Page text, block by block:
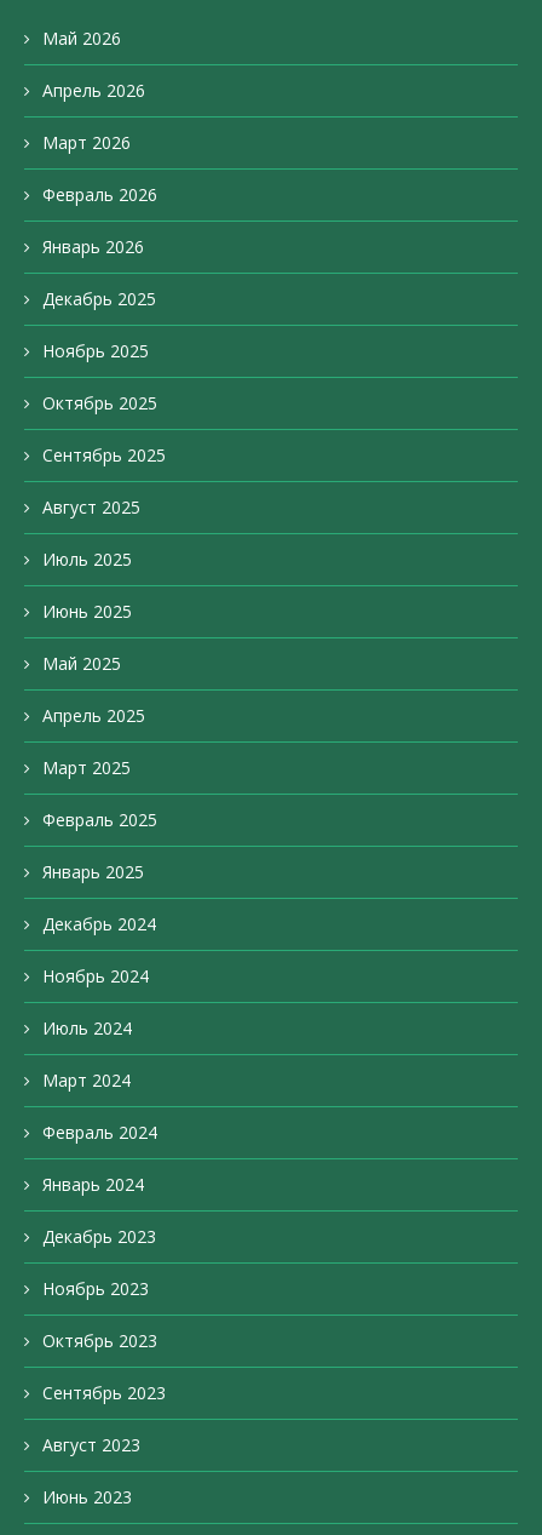
Май 2026
Апрель 2026
Март 2026
Февраль 2026
Январь 2026
Декабрь 2025
Ноябрь 2025
Октябрь 2025
Сентябрь 2025
Август 2025
Июль 2025
Июнь 2025
Май 2025
Апрель 2025
Март 2025
Февраль 2025
Январь 2025
Декабрь 2024
Ноябрь 2024
Июль 2024
Март 2024
Февраль 2024
Январь 2024
Декабрь 2023
Ноябрь 2023
Октябрь 2023
Сентябрь 2023
Август 2023
Июнь 2023